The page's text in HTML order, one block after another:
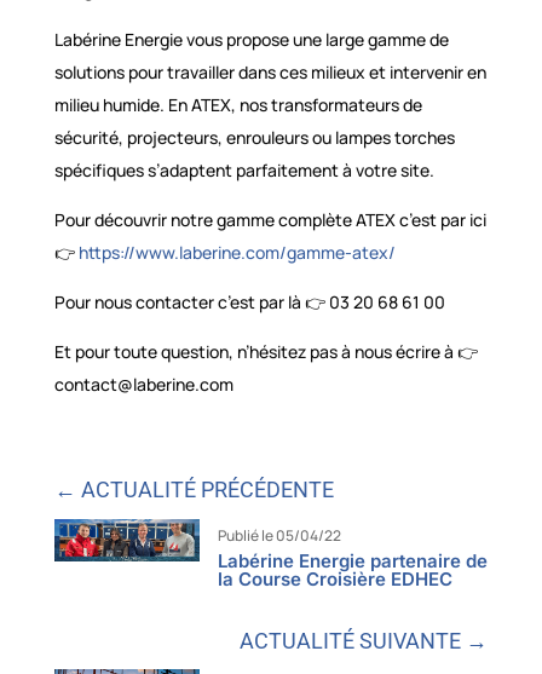
Labérine Energie vous propose une large gamme de
solutions pour travailler dans ces milieux et intervenir en
milieu humide. En ATEX, nos transformateurs de
sécurité, projecteurs, enrouleurs ou lampes torches
spécifiques s’adaptent parfaitement à votre site.
Pour découvrir notre gamme complète ATEX c’est par ici
👉 https://www.laberine.com/gamme-atex/
Pour nous contacter c’est par là 👉 03 20 68 61 00
Et pour toute question, n’hésitez pas à nous écrire à 👉
contact@laberine.com
← ACTUALITÉ PRÉCÉDENTE
Publié le 05/04/22
Labérine Energie partenaire de
la Course Croisière EDHEC
ACTUALITÉ SUIVANTE →